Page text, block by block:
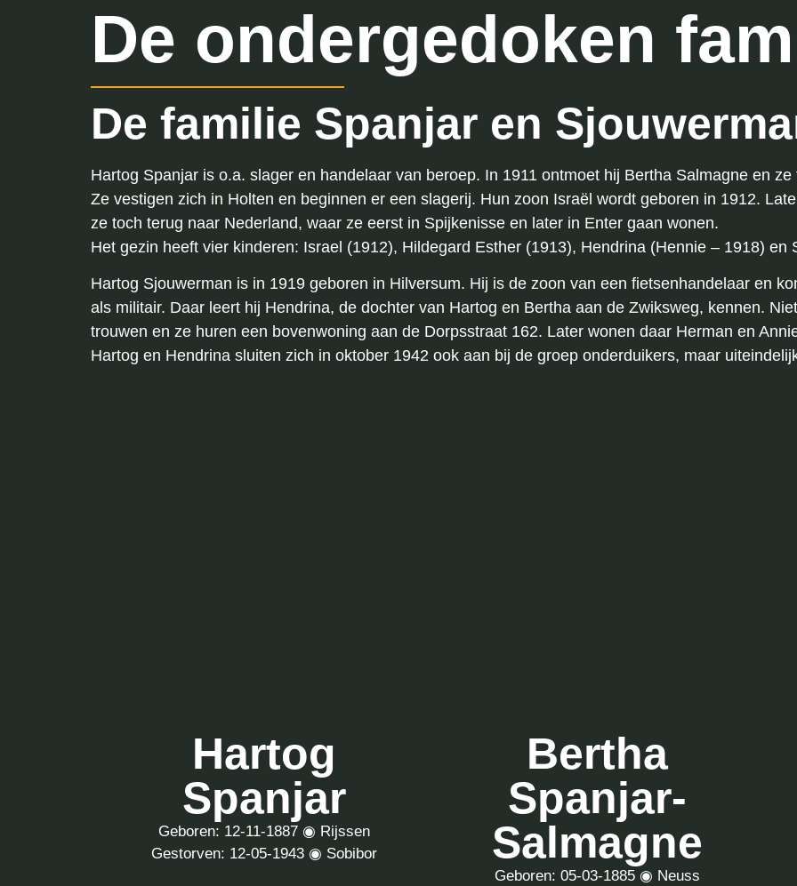
De ondergedoken
De familie Spanjar en
Hartog Spanjar is o.a. slager en handelaar van beroep. In 1911 ontmoet hij Bertha Salmagne en
Ze vestigen zich in Holten en beginnen er een slagerij. Hun zoon Israël wordt geboren in 1912.
ze toch terug naar Nederland, waar ze eerst in Spijkenisse en later in Enter gaan wonen.
Het gezin heeft vier kinderen: Israel (1912), Hildegard Esther (1913), Hendrina (Hennie – 1918)
Hartog Sjouwerman is in 1919 geboren in Hilversum. Hij is de zoon van een fietsenhandelaar en
als militair. Daar leert hij Hendrina, de dochter van Hartog en Bertha aan de Zwiksweg, kennen.
trouwen en ze huren een bovenwoning aan de Dorpsstraat 162. Later wonen daar Herman en
Hartog en Hendrina sluiten zich in oktober 1942 ook aan bij de groep onderduikers, maar
Hartog
Spanjar
Geboren: 12-11-1887 ◉ Rijssen
Gestorven: 12-05-1943 ◉ Sobibor
Bertha
Spanjar-
Salmagne
Geboren: 05-03-1885 ◉ Neuss